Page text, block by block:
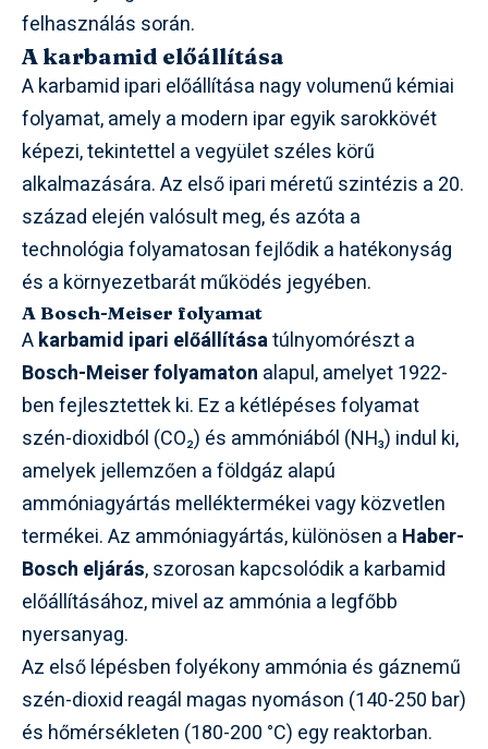
felhasználás során.
A karbamid előállítása
A karbamid ipari előállítása nagy volumenű kémiai
folyamat, amely a modern ipar egyik sarokkövét
képezi, tekintettel a vegyület széles körű
alkalmazására. Az első ipari méretű szintézis a 20.
század elején valósult meg, és azóta a
technológia folyamatosan fejlődik a hatékonyság
és a környezetbarát működés jegyében.
A Bosch-Meiser folyamat
Akarbamid ipari előállításatúlnyomórészt a
Bosch-Meiser folyamaton alapul, amelyet 1922-
ben fejlesztettek ki. Ez a kétlépéses folyamat
szén-dioxidból (CO₂) és ammóniából (NH₃) indul ki,
amelyek jellemzően a földgáz alapú
ammóniagyártás melléktermékei vagy közvetlen
termékei. Az ammóniagyártás, különösen a Haber-
Bosch eljárás, szorosan kapcsolódik a karbamid
előállításához, mivel az ammónia a legfőbb
nyersanyag.
Az első lépésben folyékony ammónia és gáznemű
szén-dioxid reagál magas nyomáson (140-250 bar)
és hőmérsékleten (180-200 °C) egy reaktorban.